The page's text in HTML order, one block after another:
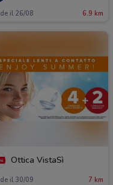
il 26/08 6.9 km
Ottica VistaSì
il 30/09 7 km